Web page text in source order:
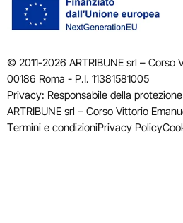
© 2011-2026 ARTRIBUNE srl – Corso
00186 Roma - P.I. 11381581005
Privacy: Responsabile della
ARTRIBUNE srl – Corso Vittorio
Termini e condizioniPrivacy Policy